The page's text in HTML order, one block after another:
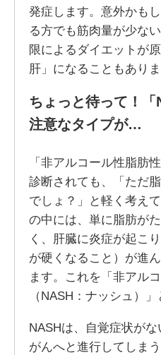
発症します。意外かも
る方でも筋肉量が少な
限によるダイエットが
肝」になることもありま
ちょっと待って！
注意なタイプが…
「非アルコール性脂肪
診断されても、「ただ
でしょ？」と軽く考え
の中には、単に脂肪が
く、肝臓に炎症が起こ
が硬くなること）が進
ます。これを「非アル
（NASH：ナッシュ）」
NASHは、自覚症状が
がんへと進行してしま